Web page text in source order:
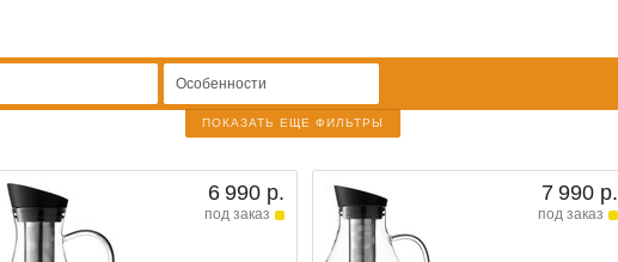
Особенности
ПОКАЗАТЬ ЕЩЕ ФИЛЬТРЫ
6 990 р.
под заказ
7 990 р.
под заказ